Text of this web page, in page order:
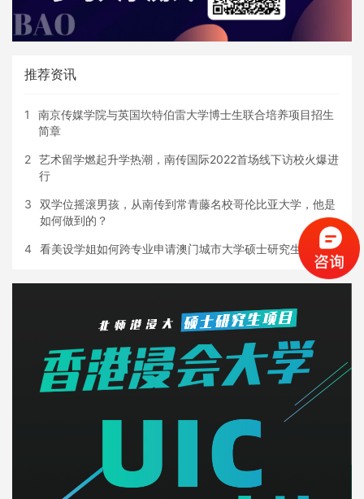
推荐资讯
1
南京传媒学院与英国坎特伯雷大学博士生联合培养项目招生
简章
2 艺术留学燃起升学热潮，南传国际2022首场线下访校火爆进
行
3
双学位摇滚男孩，从南传到常青藤名校哥伦比亚大学，他是
如何做到的？
4 看美设学姐如何跨专业申请澳门城市大学硕士研究生！